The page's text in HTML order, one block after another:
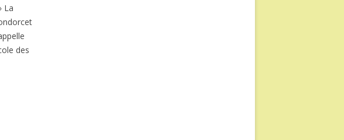
La
des